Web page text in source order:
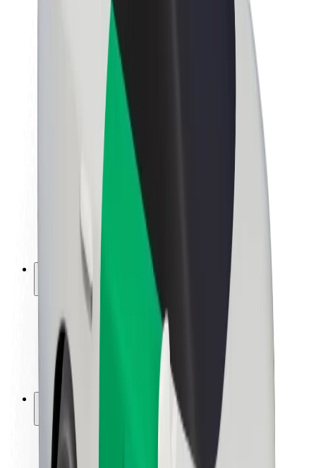
Kestävä kehitys Boltilla
Project Zero
Uutishuone
Brändiohjeistus
Sijoittajasuhteet
Media
Urban Fund
Turvallisuus
Matkustajan turvallisuus
Kuljettajan turvallisuus
Potkulautojen turvallisuus
Turvallisuus Lab
Kaupungit
Sijainnit
Kaupunkiratkaisut